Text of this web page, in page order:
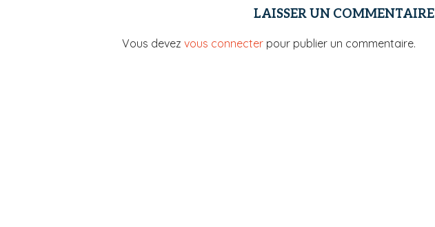
LAISSER UN COMMENTAIRE
Vous devez vous connecter pour publier un commentaire.